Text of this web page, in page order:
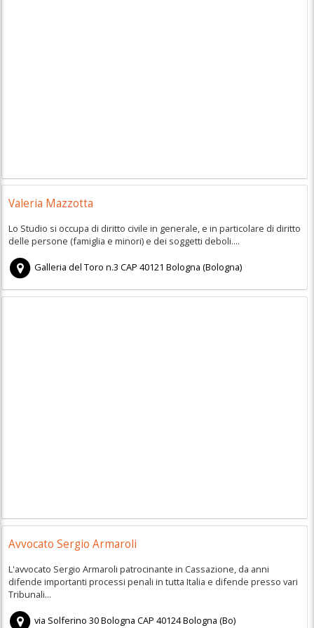
Valeria Mazzotta
Lo Studio si occupa di diritto civile in generale, e in particolare di diritto
delle persone (famiglia e minori) e dei soggetti deboli....
Galleria del Toro n.3 CAP40121 Bologna (Bologna)
Avvocato Sergio Armaroli
L'avvocato Sergio Armaroli patrocinante in Cassazione, da anni
difende importanti processi penali in tutta Italia e difende presso vari
Tribunali...
via Solferino 30 Bologna CAP40124Bologna (Bo)